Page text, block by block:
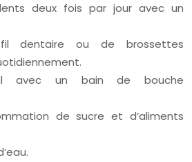
deux fois par jour avec un
dentaire ou de brossettes
avec un bain de bouche
de sucre et d’aliments